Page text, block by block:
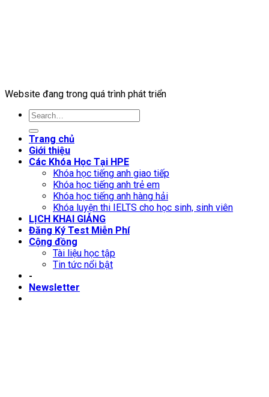
Website đang trong quá trình phát triển
Trang chủ
Giới thiệu
Các Khóa Học Tại HPE
Khóa học tiếng anh giao tiếp
Khóa học tiếng anh trẻ em
Khóa học tiếng anh hàng hải
Khóa luyện thi IELTS cho học sinh, sinh viên
LỊCH KHAI GIẢNG
Đăng Ký Test Miễn Phí
Cộng đồng
Tài liệu học tập
Tin tức nổi bật
-
Newsletter